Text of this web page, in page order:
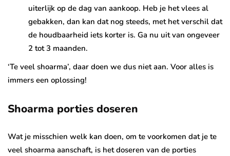
uiterlijk op de dag van aankoop. Heb je het vlees al
gebakken, dan kan dat nog steeds, met het verschil dat
de houdbaarheid iets korter is. Ga nu uit van ongeveer
2 tot 3 maanden.
‘Te veel shoarma’, daar doen we dus niet aan. Voor alles is
immers een oplossing!
Shoarma porties doseren
Wat je misschien welk kan doen, om te voorkomen dat je te
veel shoarma aanschaft, is het doseren van de porties